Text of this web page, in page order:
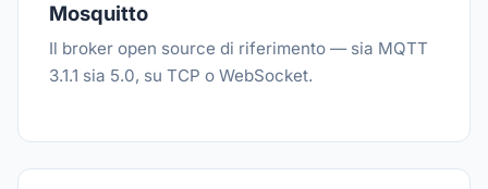
Mosquitto
Il broker open source di riferimento — sia MQTT
3.1.1 sia 5.0, su TCP o WebSocket.